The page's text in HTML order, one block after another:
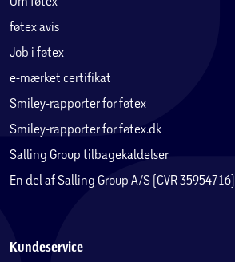
føtex avis
Job i føtex
e-mærket certifikat
Smiley-rapporter for føtex
Smiley-rapporter for føtex.dk
Salling Group tilbagekaldelser
En del af Salling Group A/S (CVR 35954716)
Kundeservice